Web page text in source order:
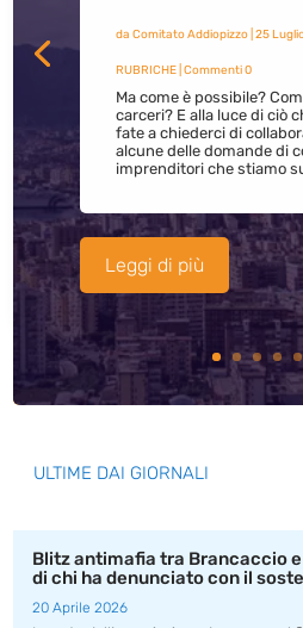
da Comitato Addiopizzo| 25
RUBRICHE| Commenti 0
Ma come è possibile?
carceri? E alla luce di ciò
fate a chiederci di
alcune delle domande di
imprenditori che stiamo
Leggi di più
ULTIME DAI GIORNALI
Blitz antimafia tra Brancaccio
di chi ha denunciato con il
20 Aprile 2026